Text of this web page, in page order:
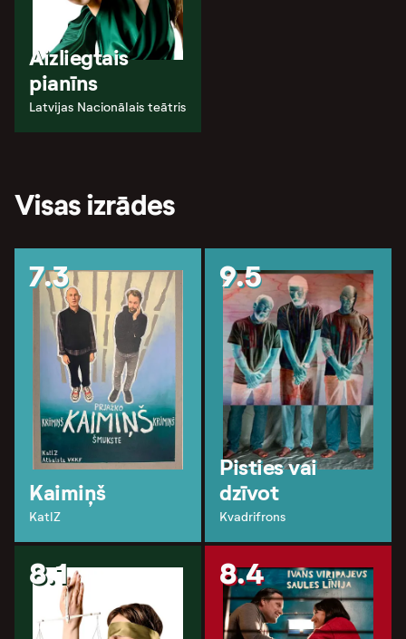
Aizliegtais
pianīns
Latvijas Nacionālais teātris
Visas izrādes
7.3
Kaimiņš
KatlZ
9.5
Pisties vai
dzīvot
Kvadrifrons
8.1 8.4